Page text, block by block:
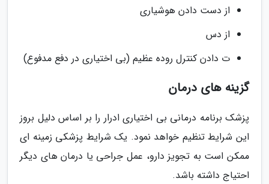
از دست دادن هوشیاری
از دس
ت دادن کنترل روده عظیم (بی اختیاری در دفع مدفوع)
گزینه های درمان
پزشک برنامه درمانی بی اختیاری ادرار را بر اساس دلیل بروز
این شرایط تنظیم خواهد نمود. یک شرایط پزشکی زمینه ای
ممکن است به تجویز دارو، عمل جراحی یا درمان های دیگر
احتیاج داشته باشد.